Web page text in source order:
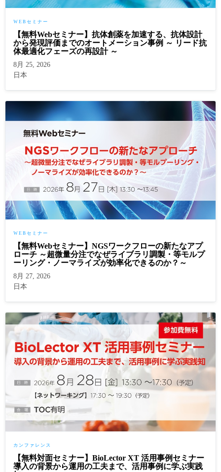
WEBセミナー
【無料Webセミナー】抗体創薬を加速する、抗体設計
から発現評価までのオートメーション事例 ～ リード抗
体最適化フェーズの再設計 ～
8月 25, 2026
日本
WEBセミナー
【無料Webセミナー】NGSワークフローの新たなアプ
ローチ ～超微量分注でなぜライブラリ調製・等モルプ
ーリング・ノーマライズが効率化できるのか？～
8月 27, 2026
日本
カンファレンス
【無料対面セミナー】BioLector XT 活用事例セミナー
導入の背景から運用の工夫まで、活用事例に学ぶ実践